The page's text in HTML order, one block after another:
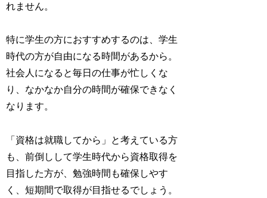
れません。
特に学生の方におすすめするのは、学生
時代の方が自由になる時間があるから。
社会人になると毎日の仕事が忙しくな
り、なかなか自分の時間が確保できなく
なります。
「資格は就職してから」と考えている方
も、前倒しして学生時代から資格取得を
目指した方が、勉強時間も確保しやす
く、短期間で取得が目指せるでしょう。